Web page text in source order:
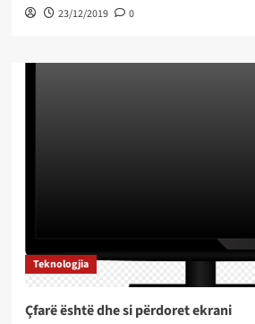
23/12/2019 0
Teknologjia
Çfarë është dhe si përdoret ekrani